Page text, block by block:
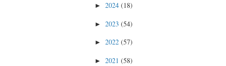
►2024(18)
►2023(54)
►2022(57)
►2021(58)